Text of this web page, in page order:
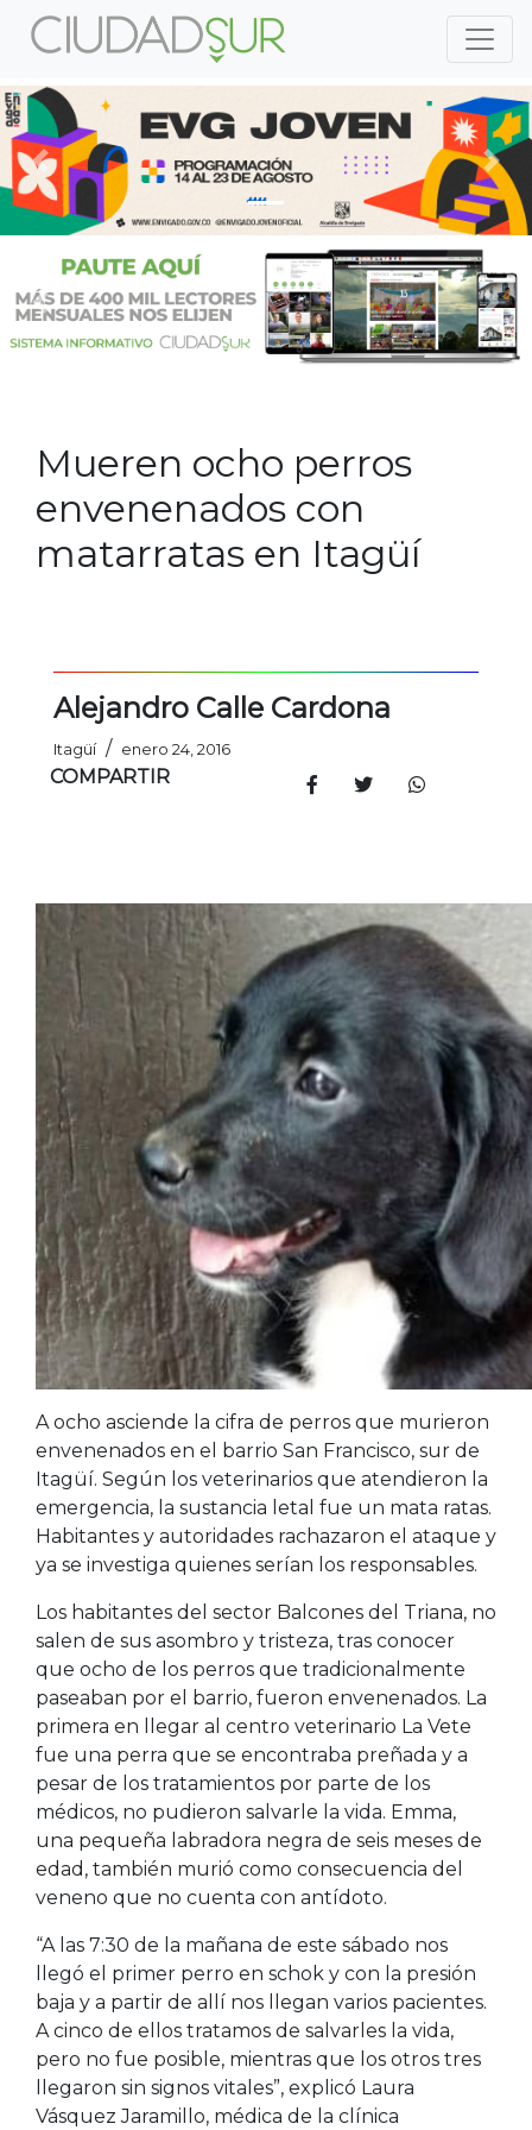
Previous
Previous
Mueren ocho perros
envenenados con
matarratas en Itagüí
Alejandro Calle Cardona
Itagüí / enero 24, 2016
COMPARTIR
A ocho asciende la cifra de perros que murieron
envenenados en el barrio San Francisco, sur de
Itagüí. Según los veterinarios que atendieron la
emergencia, la sustancia letal fue un mata ratas.
Habitantes y autoridades rachazaron el ataque y
ya se investiga quienes serían los responsables.
Los habitantes del sector Balcones del Triana, no
salen de sus asombro y tristeza, tras conocer
que ocho de los perros que tradicionalmente
paseaban por el barrio, fueron envenenados. La
primera en llegar al centro veterinario La Vete
fue una perra que se encontraba preñada y a
pesar de los tratamientos por parte de los
médicos, no pudieron salvarle la vida. Emma,
una pequeña labradora negra de seis meses de
edad, también murió como consecuencia del
veneno que no cuenta con antídoto.
“A las 7:30 de la mañana de este sábado nos
llegó el primer perro en schok y con la presión
baja y a partir de allí nos llegan varios pacientes.
A cinco de ellos tratamos de salvarles la vida,
pero no fue posible, mientras que los otros tres
llegaron sin signos vitales”, explicó Laura
Vásquez Jaramillo, médica de la clínica